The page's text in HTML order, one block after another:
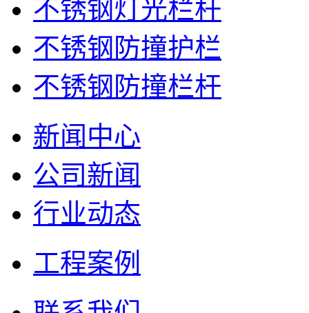
不锈钢灯光栏杆
不锈钢防撞护栏
不锈钢防撞栏杆
新闻中心
公司新闻
行业动态
工程案例